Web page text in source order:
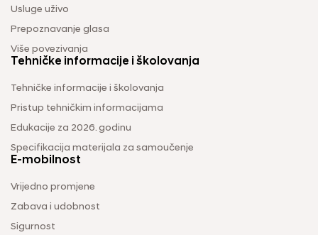
Usluge uživo
Prepoznavanje glasa
Više povezivanja
Tehničke informacije i školovanja
Tehničke informacije i školovanja
Pristup tehničkim informacijama
Edukacije za 2026. godinu
Specifikacija materijala za samoučenje
E-mobilnost
Vrijedno promjene
Zabava i udobnost
Sigurnost